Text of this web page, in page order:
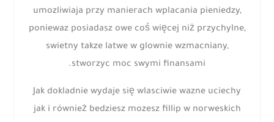
umozliwiaja przy manierach wplacania pieniedzy,
poniewaz posiadasz owe coś więcej niż przychylne,
swietny takze latwe w glownie wzmacniany,
stworzyc moc swymi finansami.
Jak dokladnie wydaje się wlasciwie wazne uciechy
jak i również bedziesz mozesz fillip w norweskich